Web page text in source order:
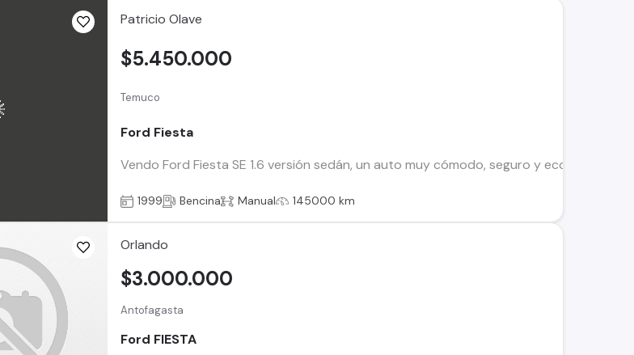
Patricio Olave
Temuco
Ford Fiesta
Vendo Ford Fiesta SE 1.6 versión sedán, un auto muy cómodo, seguro y económico.
$5.450.000
1999 Bencina Manual 145000 km
Orlando
Antofagasta
Ford FIESTA
$3.000.000